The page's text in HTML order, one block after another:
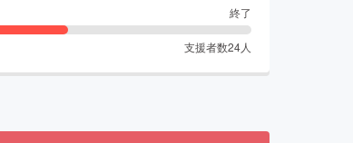
終了
支援者数24人